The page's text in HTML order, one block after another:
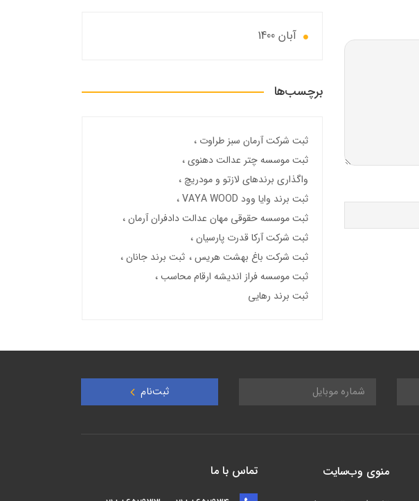
آبان 1400
برچسب‌ها
ثبت شرکت آرمان سبز طراوت
ثبت موسسه چتر عدالت دهنوی
واگذاری برندهای لازتو و مودریچ
ثبت برند وایا وود VAYA WOOD
ثبت موسسه حقوقی مهان عدالت دادفران آرمان
ثبت شرکت آرکا قدرت پارسیان
ثبت شرکت باغ بهشت هریس
ثبت برند جانان
ثبت موسسه فراز اندیشه ارقام محاسب
ثبت برند رهایی
ثبت‌نام
منوی وب‌سایت تماس با ما